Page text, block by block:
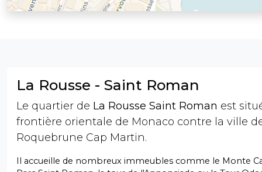
La Rousse - Saint Roman
Le quartier de La Rousse Saint Roman est
frontière orientale de Monaco contre la ville
Roquebrune Cap Martin.
Il accueille de nombreux immeubles comme le Monte